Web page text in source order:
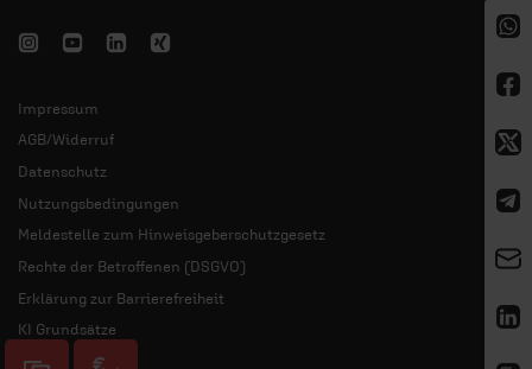
Impressum
AGB/Widerruf
Datenschutz
Nutzungsbedingungen
Meldestelle zum Hinweisgeberschutzgesetz
Rechte der Betroffenen (DSGVO)
Erklärung zur Barrierefreiheit
KI Grundsätze